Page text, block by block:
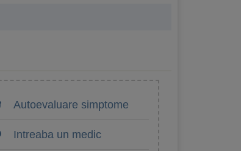
Autoevaluare simptome
Intreaba un medic